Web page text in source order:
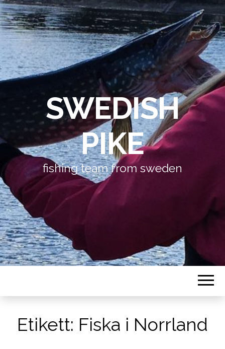
SWEDISH
PIKE
fishing team from sweden
Etikett: Fiska i Norrland